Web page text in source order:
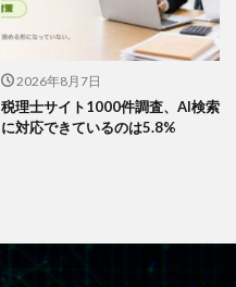
2026年8月7日
税理士サイト1000件調査、AI検索
に対応できているのは5.8%